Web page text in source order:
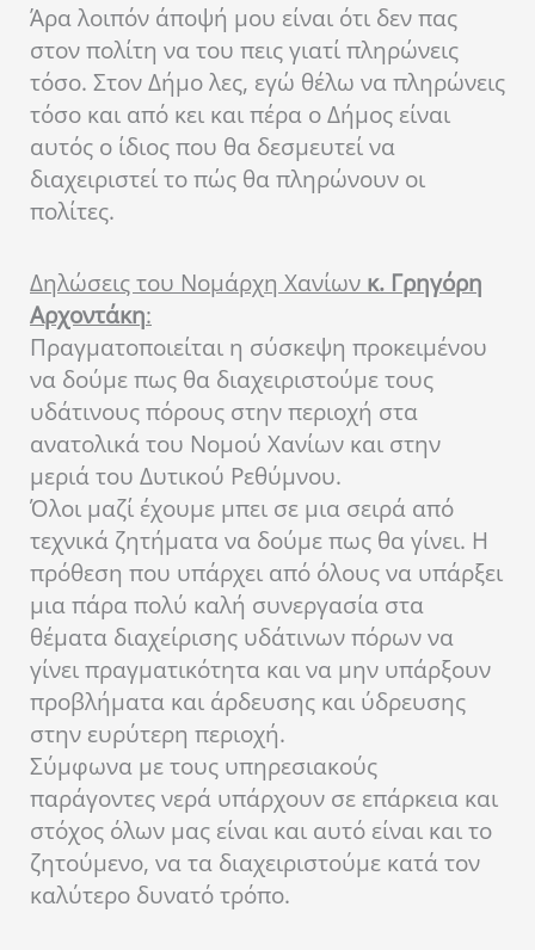
Άρα λοιπόν άποψή μου είναι ότι δεν πας
στον πολίτη να του πεις γιατί πληρώνεις
τόσο. Στον Δήμο λες, εγώ θέλω να πληρώνεις
τόσο και από κει και πέρα ο Δήμος είναι
αυτός ο ίδιος που θα δεσμευτεί να
διαχειριστεί το πώς θα πληρώνουν οι
πολίτες.
Δηλώσεις του Νομάρχη Χανίων κ. Γρηγόρη
Αρχοντάκη:
Πραγματοποιείται η σύσκεψη προκειμένου
να δούμε πως θα διαχειριστούμε τους
υδάτινους πόρους στην περιοχή στα
ανατολικά του Νομού Χανίων και στην
μεριά του Δυτικού Ρεθύμνου.
Όλοι μαζί έχουμε μπει σε μια σειρά από
τεχνικά ζητήματα να δούμε πως θα γίνει. Η
πρόθεση που υπάρχει από όλους να υπάρξει
μια πάρα πολύ καλή συνεργασία στα
θέματα διαχείρισης υδάτινων πόρων να
γίνει πραγματικότητα και να μην υπάρξουν
προβλήματα και άρδευσης και ύδρευσης
στην ευρύτερη περιοχή.
Σύμφωνα με τους υπηρεσιακούς
παράγοντες νερά υπάρχουν σε επάρκεια και
στόχος όλων μας είναι και αυτό είναι και το
ζητούμενο, να τα διαχειριστούμε κατά τον
καλύτερο δυνατό τρόπο.